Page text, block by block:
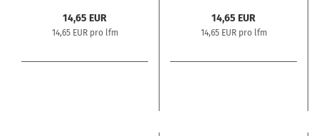
14,65 EUR
14,65 EUR pro lfm
14,65 EUR
14,65 EUR pro lfm